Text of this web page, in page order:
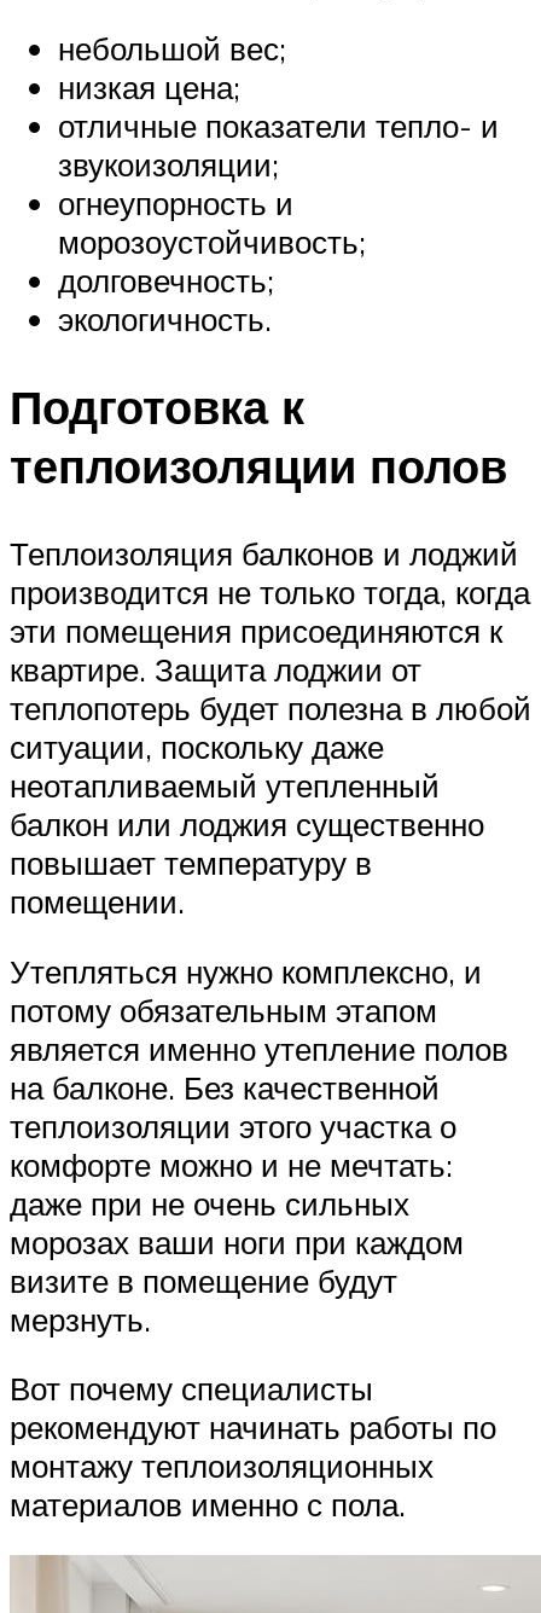
небольшой вес;
низкая цена;
отличные показатели тепло- и
звукоизоляции;
огнеупорность и
морозоустойчивость;
долговечность;
экологичность.
Подготовка к
теплоизоляции полов
Теплоизоляция балконов и лоджий
производится не только тогда, когда
эти помещения присоединяются к
квартире. Защита лоджии от
теплопотерь будет полезна в любой
ситуации, поскольку даже
неотапливаемый утепленный
балкон или лоджия существенно
повышает температуру в
помещении.
Утепляться нужно комплексно, и
потому обязательным этапом
является именно утепление полов
на балконе. Без качественной
теплоизоляции этого участка о
комфорте можно и не мечтать:
даже при не очень сильных
морозах ваши ноги при каждом
визите в помещение будут
мерзнуть.
Вот почему специалисты
рекомендуют начинать работы по
монтажу теплоизоляционных
материалов именно с пола.